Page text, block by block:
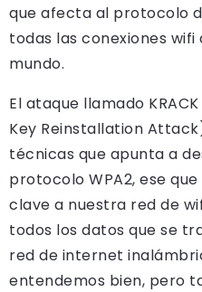
que afecta al protocolo
todas las conexiones wifi
mundo.
El ataque llamado
Key Reinstallation
técnicas que apunta a
protocolo WPA2, ese
clave a nuestra red de
todos los datos que se
red de internet
entendemos bien, pero